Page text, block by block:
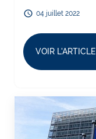
04 juillet 2022
VOIR L'ARTICLE